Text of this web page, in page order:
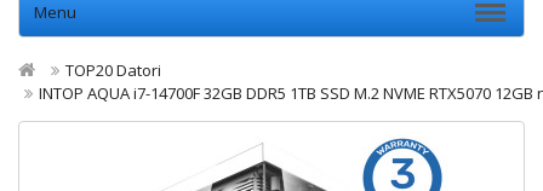
Menu
TOP20 Datori
INTOP AQUA i7-14700F 32GB DDR5 1TB SSD M.2 NVME RTX5070 12GB